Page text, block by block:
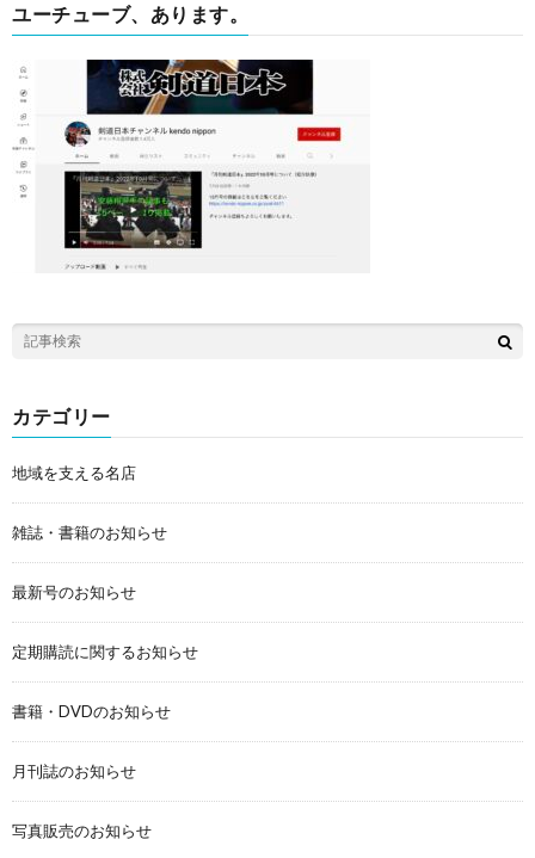
ユーチューブ、あります。
カテゴリー
地域を支える名店
雑誌・書籍のお知らせ
最新号のお知らせ
定期購読に関するお知らせ
書籍・DVDのお知らせ
月刊誌のお知らせ
写真販売のお知らせ